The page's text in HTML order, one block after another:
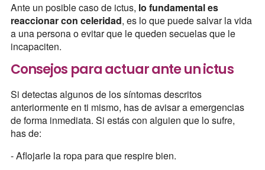
Ante un posible caso de ictus, lo fundamental es
reaccionar con celeridad, es lo que puede salvar la vida
a una persona o evitar que le queden secuelas que le
incapaciten.
Consejos para actuar ante un ictus
Si detectas algunos de los síntomas descritos
anteriormente en ti mismo, has de avisar a emergencias
de forma inmediata. Si estás con alguien que lo sufre,
has de:
- Aflojarle la ropa para que respire bien.